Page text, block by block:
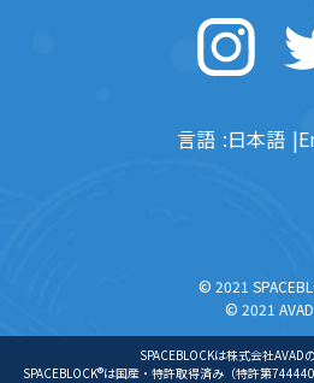
言語 日本語
© 2021
© 2021 AVAD
SPACEBLOCKは株式会社AVAD
SPACEBLOCK®は国産・特許取得済み（特許第